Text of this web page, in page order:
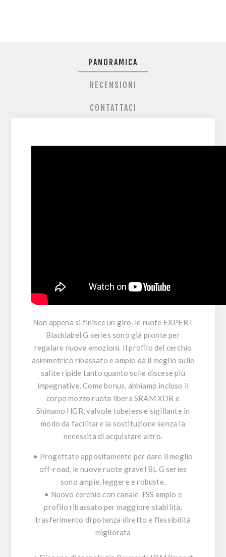
PANORAMICA
RECENSIONI
CONTATTACI
Non appena si finisce un giro, le ruote EXPERT
Blacklabel G series sono già pronte per
regalare nuove emozioni. Il profilo del cerchio
asimmetrico ribassato e ampio dà il meglio sulle
salite ripide tanto quanto sulle discese più
impegnative. Come bonus, abbiamo incluso il
corpo mozzo ruota libera SRAM XDR e
Shimano HGR, valvole tubeless e sigillante in
modo da facilitare la sostituzione senza la
necessità di acquistare altro.
• Progettate appositamente per dare il meglio
off-road, le nuove ruote gravel BL G series
sono ampie, leggere e robuste.
• Nuovo cerchio con canale TSS ampio e
profilo ribassato per maggiore stabilità,
trasferimento di potenza diretto e flessibilità
migliorata